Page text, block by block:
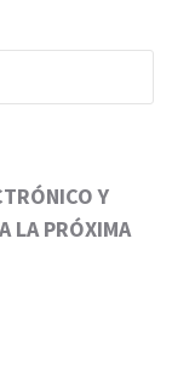
Y
LA PRÓXIMA